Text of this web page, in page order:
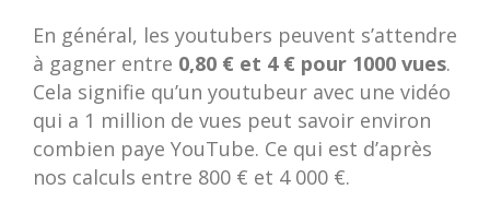
En général, les youtubers peuvent s’attendre
à gagner entre 0,80 € et 4 € pour 1000 vues.
Cela signifie qu’un youtubeur avec une vidéo
qui a 1 million de vues peut savoir environ
combien paye YouTube. Ce qui est d’après
nos calculs entre 800 € et 4 000 €.